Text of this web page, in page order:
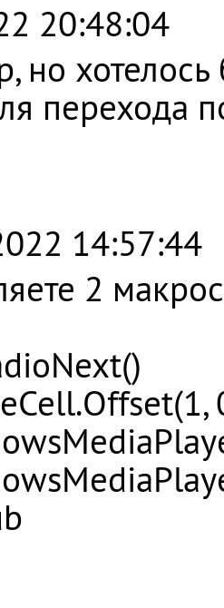
20:48:04
но
перехода
14:57:44
2